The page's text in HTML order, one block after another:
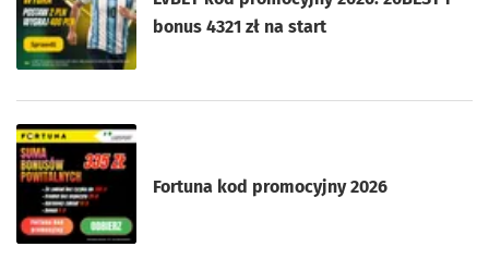
bonus 4321 zł na start
Fortuna kod promocyjny 2026